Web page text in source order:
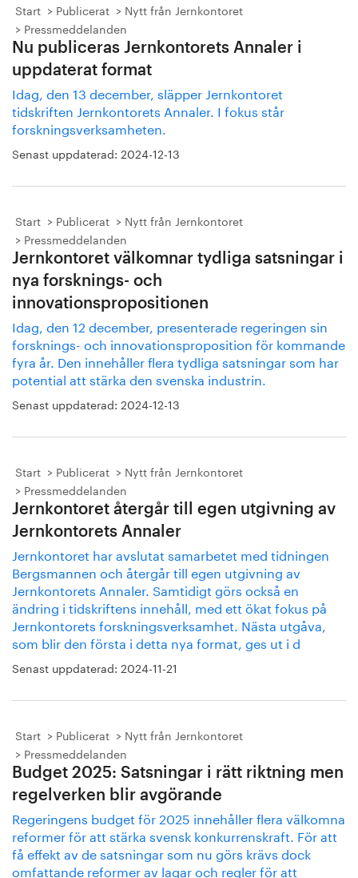
Start Publicerat
Nytt från Jernkontoret
Pressmeddelanden
Nu publiceras Jernkontorets Annaler i
uppdaterat format
Idag, den 13 december, släpper Jernkontoret
tidskriften Jernkontorets Annaler. I fokus står
forskningsverksamheten.
Senast uppdaterad: 2024-12-13
Start Publicerat
Nytt från Jernkontoret
Pressmeddelanden
Jernkontoret välkomnar tydliga satsningar i
nya forsknings- och
innovationspropositionen
Idag, den 12 december, presenterade regeringen sin
forsknings- och innovationsproposition för kommande
fyra år. Den innehåller flera tydliga satsningar som har
potential att stärka den svenska industrin.
Senast uppdaterad: 2024-12-13
Start Publicerat
Nytt från Jernkontoret
Pressmeddelanden
Jernkontoret återgår till egen utgivning av
Jernkontorets Annaler
Jernkontoret har avslutat samarbetet med tidningen
Bergsmannen och återgår till egen utgivning av
Jernkontorets Annaler. Samtidigt görs också en
ändring i tidskriftens innehåll, med ett ökat fokus på
Jernkontorets forskningsverksamhet. Nästa utgåva,
som blir den första i detta nya format, ges ut i d
Senast uppdaterad: 2024-11-21
Start Publicerat
Nytt från Jernkontoret
Pressmeddelanden
Budget 2025: Satsningar i rätt riktning men
regelverken blir avgörande
Regeringens budget för 2025 innehåller flera välkomna
reformer för att stärka svensk konkurrenskraft. För att
få effekt av de satsningar som nu görs krävs dock
omfattande reformer av lagar och regler för att